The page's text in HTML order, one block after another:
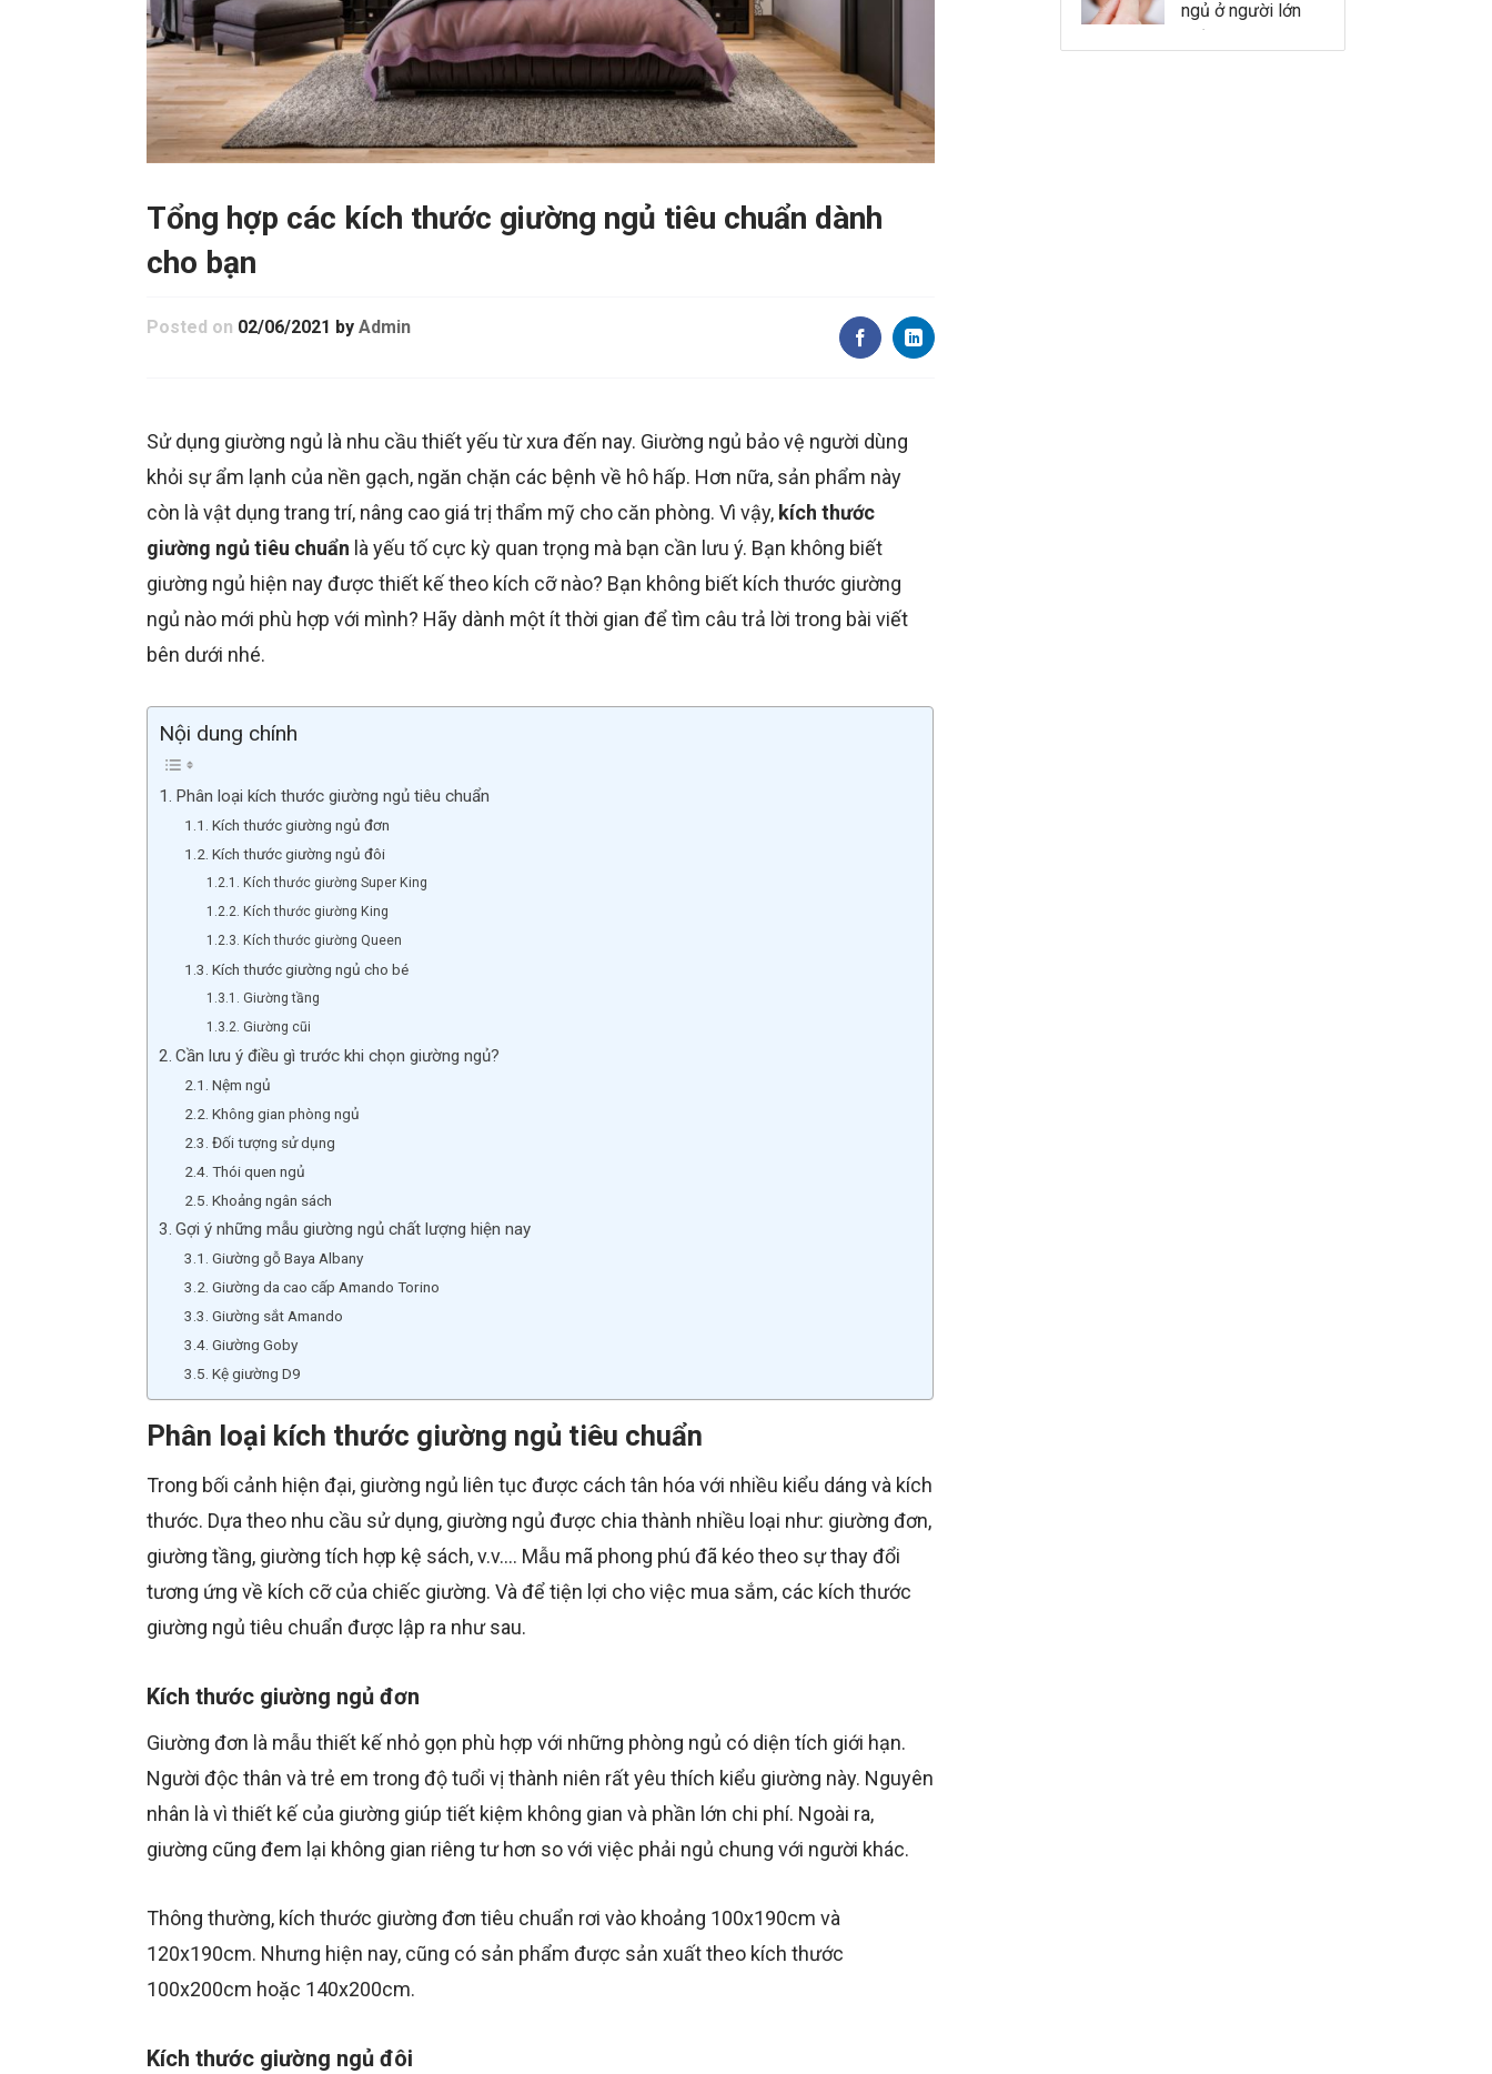
Tổng hợp các kích thước giường ngủ tiêu chuẩn dành
cho bạn
Posted on 02/06/2021 by Admin
Sử dụng giường ngủ là nhu cầu thiết yếu từ xưa đến nay. Giường ngủ bảo vệ người dùng
khỏi sự ẩm lạnh của nền gạch, ngăn chặn các bệnh về hô hấp. Hơn nữa, sản phẩm này
còn là vật dụng trang trí, nâng cao giá trị thẩm mỹ cho căn phòng. Vì vậy, kích thước
giường ngủ tiêu chuẩn là yếu tố cực kỳ quan trọng mà bạn cần lưu ý. Bạn không biết
giường ngủ hiện nay được thiết kế theo kích cỡ nào? Bạn không biết kích thước giường
ngủ nào mới phù hợp với mình? Hãy dành một ít thời gian để tìm câu trả lời trong bài viết
bên dưới nhé.
Nội dung chính
Phân loại kích thước giường ngủ tiêu chuẩn
Kích thước giường ngủ đơn
Kích thước giường ngủ đôi
Kích thước giường Super King
Kích thước giường King
Kích thước giường Queen
Kích thước giường ngủ cho bé
Giường tầng
Giường cũi
Cần lưu ý điều gì trước khi chọn giường ngủ?
Nệm ngủ
Không gian phòng ngủ
Đối tượng sử dụng
Thói quen ngủ
Khoảng ngân sách
Gợi ý những mẫu giường ngủ chất lượng hiện nay
Giường gỗ Baya Albany
Giường da cao cấp Amando Torino
Giường sắt Amando
Giường Goby
Kệ giường D9
Phân loại kích thước giường ngủ tiêu chuẩn
Trong bối cảnh hiện đại, giường ngủ liên tục được cách tân hóa với nhiều kiểu dáng và kích
thước. Dựa theo nhu cầu sử dụng, giường ngủ được chia thành nhiều loại như: giường đơn,
giường tầng, giường tích hợp kệ sách, v.v…. Mẫu mã phong phú đã kéo theo sự thay đổi
tương ứng về kích cỡ của chiếc giường. Và để tiện lợi cho việc mua sắm, các kích thước
giường ngủ tiêu chuẩn được lập ra như sau.
Kích thước giường ngủ đơn
Giường đơn là mẫu thiết kế nhỏ gọn phù hợp với những phòng ngủ có diện tích giới hạn.
Người độc thân và trẻ em trong độ tuổi vị thành niên rất yêu thích kiểu giường này. Nguyên
nhân là vì thiết kế của giường giúp tiết kiệm không gian và phần lớn chi phí. Ngoài ra,
giường cũng đem lại không gian riêng tư hơn so với việc phải ngủ chung với người khác.
Thông thường, kích thước giường đơn tiêu chuẩn rơi vào khoảng 100x190cm và
120x190cm. Nhưng hiện nay, cũng có sản phẩm được sản xuất theo kích thước
100x200cm hoặc 140x200cm.
Kích thước giường ngủ đôi
ngủ ở người lớn